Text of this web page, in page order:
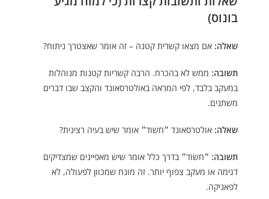
בונוס)
שאלה: אם מצאו קשרית קטנה – זה אומר שאצטרך ניתוח?
תשובה: ממש לא בהכרח. הרבה קשריות קטנות מנוהלות
במעקב בלבד, לפי המראה באולטרסאונד והקצב שבו דברים
משתנים.
שאלה: אולטרסאונד ״חשוד״ אומר שיש בעיה רצינית?
תשובה: ״חשוד״ בדרך כלל אומר שיש מאפיינים שמצדיקים
דגימה או מעקב צפוף יותר. זה מונח שמכוון לפעולה, לא
לפאניקה.